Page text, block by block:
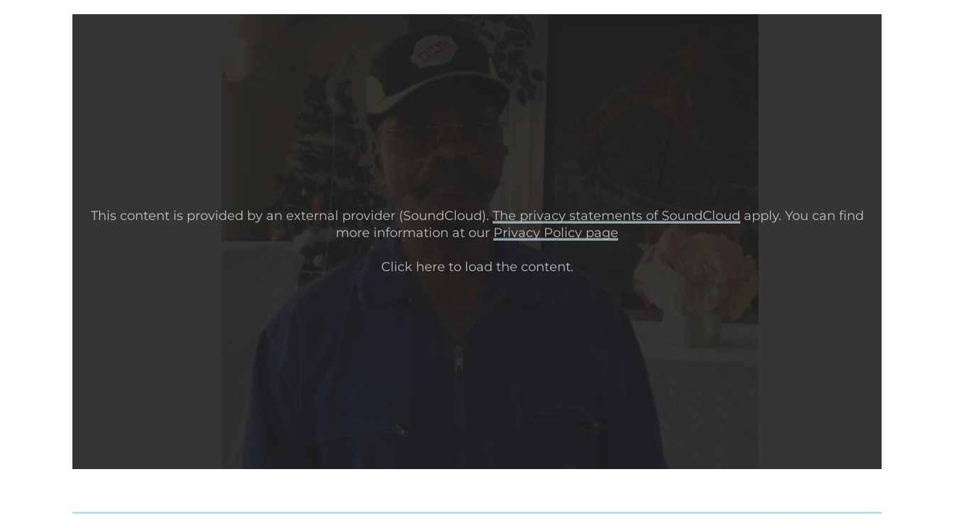
This content is provided by an external provider (SoundCloud). The privacy statements of SoundCloud apply. You can find
more information at our Privacy Policy page
Click here to load the content.